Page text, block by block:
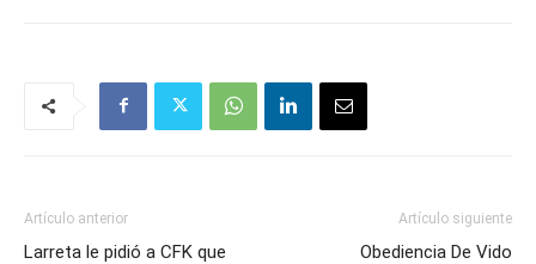
Artículo anterior
Larreta le pidió a CFK que
Artículo siguiente
Obediencia De Vido